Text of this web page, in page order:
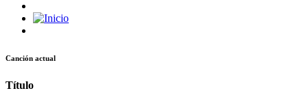
Canción actual
Título